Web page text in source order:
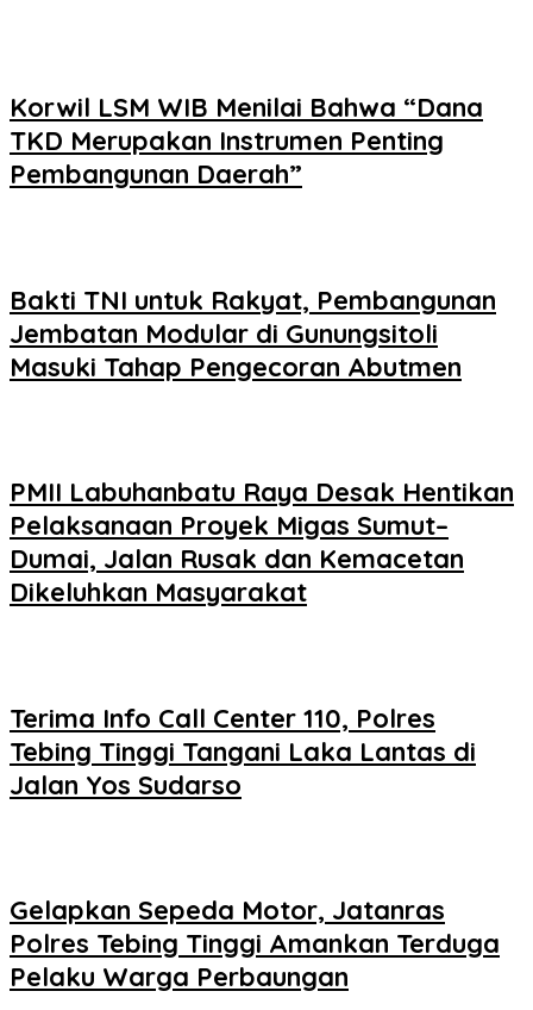
Korwil LSM WIB Menilai Bahwa “Dana
TKD Merupakan Instrumen Penting
Pembangunan Daerah”
Bakti TNI untuk Rakyat, Pembangunan
Jembatan Modular di Gunungsitoli
Masuki Tahap Pengecoran Abutmen
PMII Labuhanbatu Raya Desak Hentikan
Pelaksanaan Proyek Migas Sumut–
Dumai, Jalan Rusak dan Kemacetan
Dikeluhkan Masyarakat
Terima Info Call Center 110, Polres
Tebing Tinggi Tangani Laka Lantas di
Jalan Yos Sudarso
Gelapkan Sepeda Motor, Jatanras
Polres Tebing Tinggi Amankan Terduga
Pelaku Warga Perbaungan